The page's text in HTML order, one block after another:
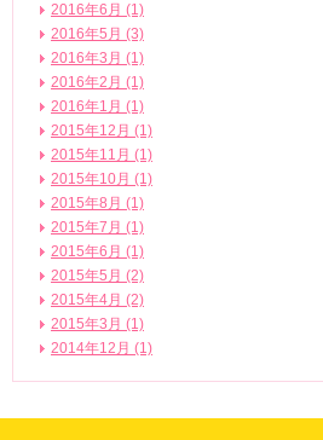
2016年6月 (1)
2016年5月 (3)
2016年3月 (1)
2016年2月 (1)
2016年1月 (1)
2015年12月 (1)
2015年11月 (1)
2015年10月 (1)
2015年8月 (1)
2015年7月 (1)
2015年6月 (1)
2015年5月 (2)
2015年4月 (2)
2015年3月 (1)
2014年12月 (1)